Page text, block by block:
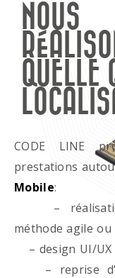
NOUS
QUELLE
CODE LINE
prestations
Mobile:
– réalisation
méthode agile
– design UI/UX
– reprise